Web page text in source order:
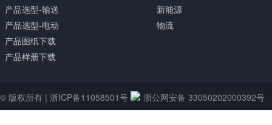
产品选型-输送
产品选型-电动
产品图纸下载
产品样册下载
新能源
物流
© 版权所有 | 浙ICP备11058501号 浙公网安备 33050202000392号